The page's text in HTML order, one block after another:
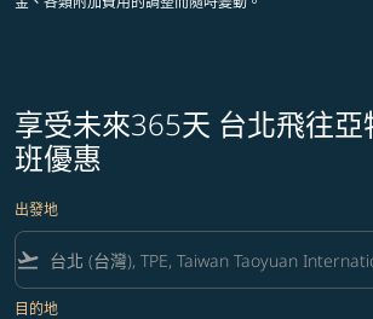
享受未來365天 台北飛往亞
班優惠
出發地
flight_takeoff
目的地